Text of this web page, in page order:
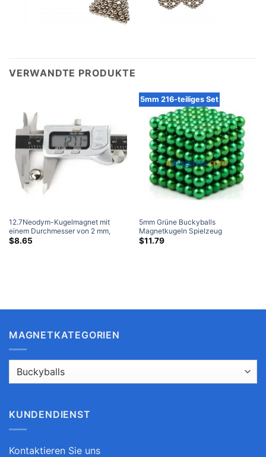
VERWANDTE PRODUKTE
12.7Neodym-Kugelmagnet mit
einem Durchmesser von 2 mm,
Güteklasse N42, seltene
$8.65
5mm 216-teiliges Set
5mm Grüne Buckyballs
Magnetkugeln Spielzeug
Magnetkugeln Puzzles N42 Kugel
$11.79
MAGNETKATEGORIEN
KUNDENDIENST
Kontaktieren Sie uns